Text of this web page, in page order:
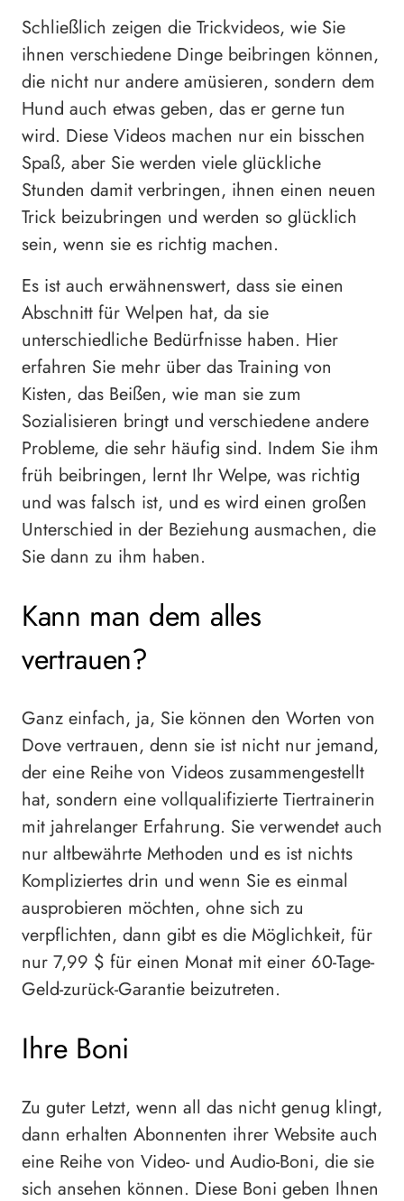
Schließlich zeigen die Trickvideos, wie Sie
ihnen verschiedene Dinge beibringen können,
die nicht nur andere amüsieren, sondern dem
Hund auch etwas geben, das er gerne tun
wird. Diese Videos machen nur ein bisschen
Spaß, aber Sie werden viele glückliche
Stunden damit verbringen, ihnen einen neuen
Trick beizubringen und werden so glücklich
sein, wenn sie es richtig machen.
Es ist auch erwähnenswert, dass sie einen
Abschnitt für Welpen hat, da sie
unterschiedliche Bedürfnisse haben. Hier
erfahren Sie mehr über das Training von
Kisten, das Beißen, wie man sie zum
Sozialisieren bringt und verschiedene andere
Probleme, die sehr häufig sind. Indem Sie ihm
früh beibringen, lernt Ihr Welpe, was richtig
und was falsch ist, und es wird einen großen
Unterschied in der Beziehung ausmachen, die
Sie dann zu ihm haben.
Kann man dem alles
vertrauen?
Ganz einfach, ja, Sie können den Worten von
Dove vertrauen, denn sie ist nicht nur jemand,
der eine Reihe von Videos zusammengestellt
hat, sondern eine vollqualifizierte Tiertrainerin
mit jahrelanger Erfahrung. Sie verwendet auch
nur altbewährte Methoden und es ist nichts
Kompliziertes drin und wenn Sie es einmal
ausprobieren möchten, ohne sich zu
verpflichten, dann gibt es die Möglichkeit, für
nur 7,99 $ für einen Monat mit einer 60-Tage-
Geld-zurück-Garantie beizutreten.
Ihre Boni
Zu guter Letzt, wenn all das nicht genug klingt,
dann erhalten Abonnenten ihrer Website auch
eine Reihe von Video- und Audio-Boni, die sie
sich ansehen können. Diese Boni geben Ihnen